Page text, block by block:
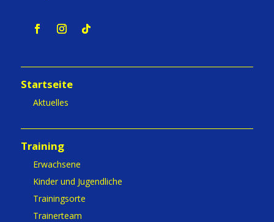
Startseite
Aktuelles
Training
Erwachsene
Kinder und Jugendliche
Trainingsorte
Trainerteam